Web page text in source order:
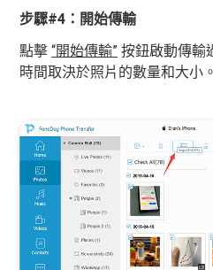
步驟#4：開始傳輸
點擊“開始傳輸” 按鈕啟動傳輸
時間取決於照片的數量和大小。